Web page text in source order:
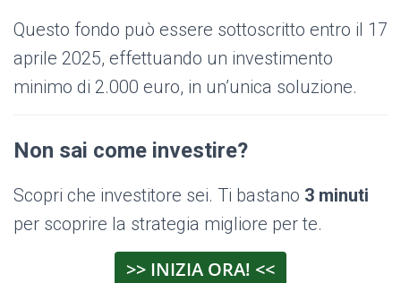
Questo fondo può essere sottoscritto entro il 17
aprile 2025, effettuando un investimento
minimo di 2.000 euro, in un’unica soluzione.
Non sai come investire?
Scopri che investitore sei. Ti bastano 3 minuti
per scoprire la strategia migliore per te.
>> INIZIA ORA! <<